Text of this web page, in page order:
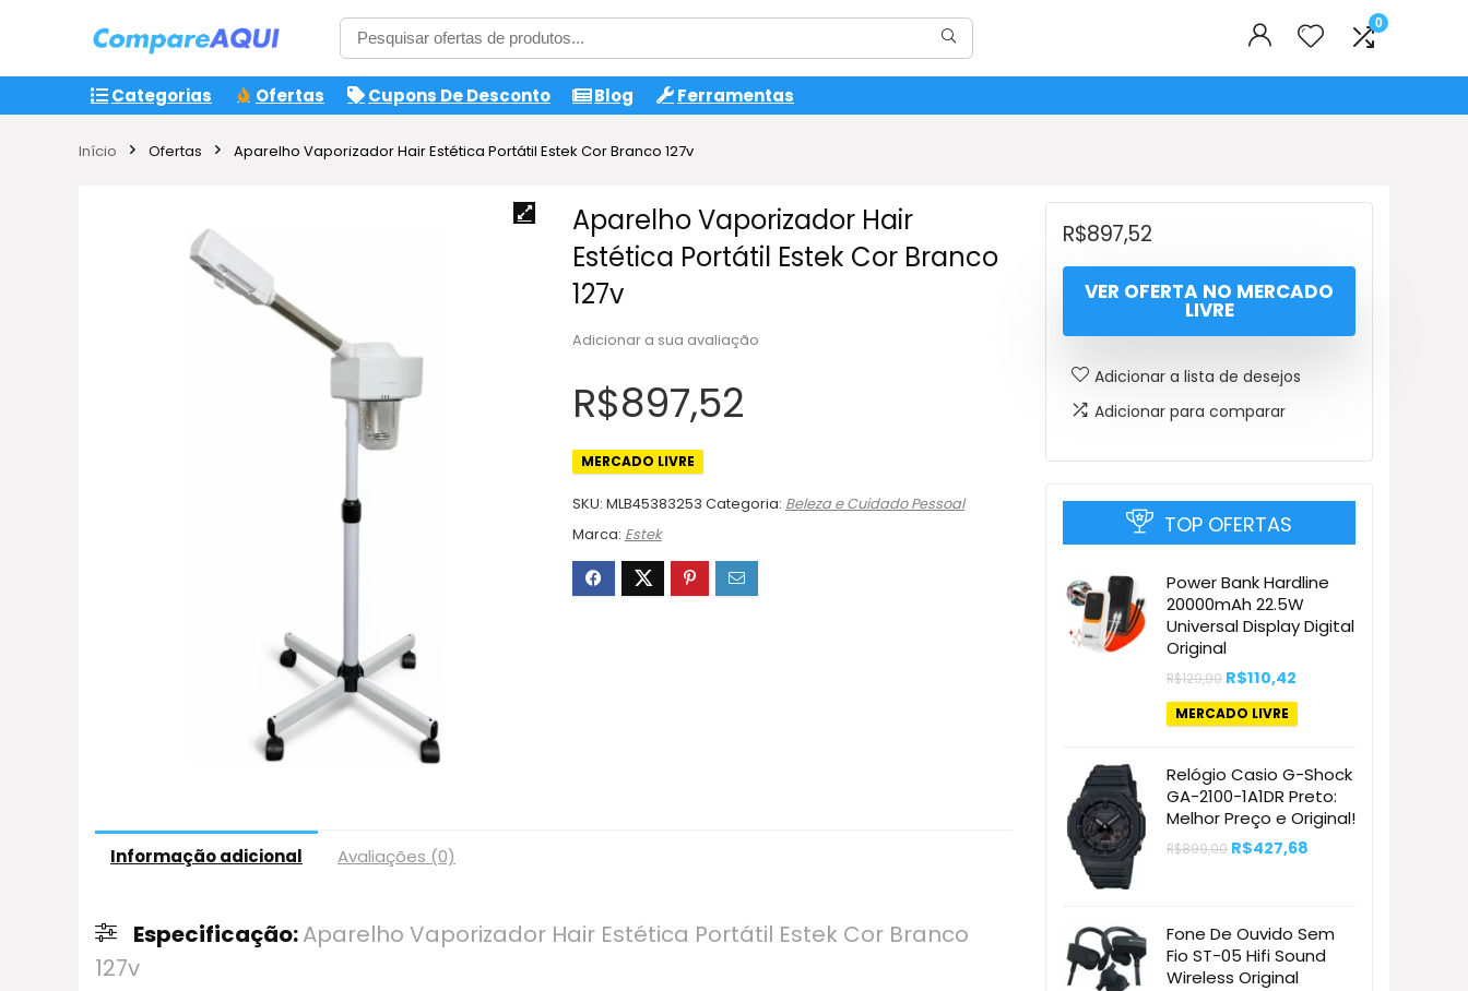
0
Categorias Ofertas Cupons De Desconto Blog Ferramentas
Início Ofertas Aparelho Vaporizador Hair Estética Portátil Estek Cor Branco 127v
Aparelho Vaporizador Hair
Estética Portátil Estek Cor Branco
127v
Adicionar a sua avaliação
R$897,52
MERCADO LIVRE
SKU: MLB45383253 Categoria: Beleza e Cuidado Pessoal
Marca: Estek
Informação adicional Avaliações (0)
Especificação:Aparelho Vaporizador Hair Estética Portátil Estek Cor Branco
127v
R$897,52
VER OFERTA NO MERCADO
LIVRE
Adicionar a lista de desejos
Adicionar para comparar
TOP OFERTAS
Power Bank Hardline
20000mAh 22.5W
Universal Display Digital
Original
R$129,90 O
preço
original
era:
R$110,42
atual
é:
MERCADO LIVRE
Relógio Casio G-Shock
GA-2100-1A1DR Preto:
Melhor Preço e Original!
R$899,00 O
R$427,68
Fone De Ouvido Sem
Fio ST-05 Hifi Sound
Wireless Original